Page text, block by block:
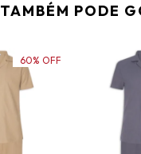
PODE
60% OFF